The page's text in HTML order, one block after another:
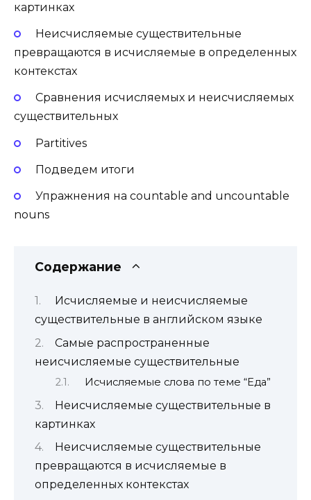
картинках
Неисчисляемые существительные
превращаются в исчисляемые в определенных
контекстах
Сравнения исчисляемых и неисчисляемых
существительных
Partitives
Подведем итоги
Упражнения на countable and uncountable
nouns
Содержание
Исчисляемые и неисчисляемые
существительные в английском языке
Самые распространенные
неисчисляемые существительные
Исчисляемые слова по теме “Еда”
Неисчисляемые существительные в
картинках
Неисчисляемые существительные
превращаются в исчисляемые в
определенных контекстах